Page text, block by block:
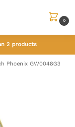
0
2 products
Phoenix GW0048G3